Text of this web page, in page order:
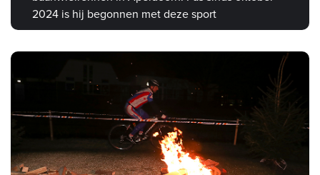
2024 is hij begonnen met deze sport